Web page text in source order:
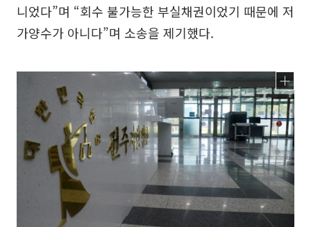
니었다”며 “회수 불가능한 부실채권이었기 때문에 저
가양수가 아니다”며 소송을 제기했다.